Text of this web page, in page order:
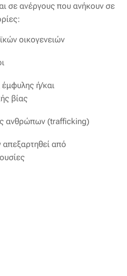
σε ανέργους που ανήκουν σε
οικογενειών
έμφυλης ή/και
βίας
ανθρώπων (trafficking)
από